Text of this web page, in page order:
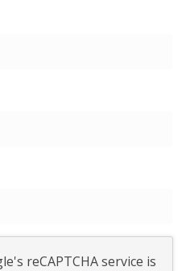
reCAPTCHA service is